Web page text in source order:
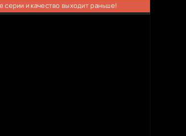
серии и качество выходит раньше!